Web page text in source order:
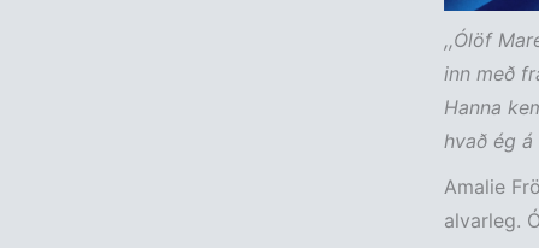
,,Ólöf
inn með
Hanna
hvað ég
Amalie
alvarleg.